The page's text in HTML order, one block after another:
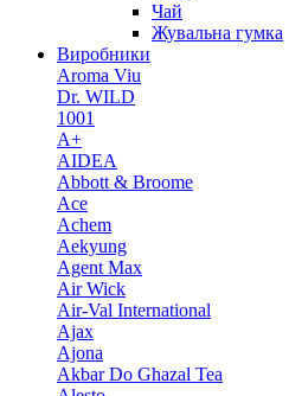
Чай
Жувальна гумка
Виробники
Aroma Viu
Dr. WILD
1001
A+
AIDEA
Abbott & Broome
Ace
Achem
Aekyung
Agent Max
Air Wick
Air-Val International
Ajax
Ajona
Akbar Do Ghazal Tea